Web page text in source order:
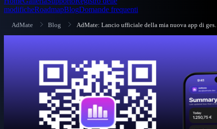
modificheRoadmapBlogDomande frequenti
AdMate Blog AdMate: Lancio